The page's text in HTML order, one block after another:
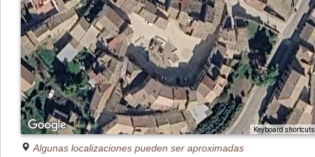
Keyboard shortcuts
Algunas localizaciones pueden ser aproximadas